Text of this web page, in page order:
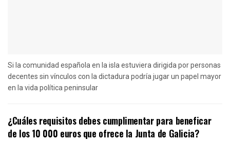
Si la comunidad española en la isla estuviera dirigida por personas
decentes sin vínculos con la dictadura podría jugar un papel mayor
en la vida política peninsular
¿Cuáles requisitos debes cumplimentar para beneficar
de los 10 000 euros que ofrece la Junta de Galicia?